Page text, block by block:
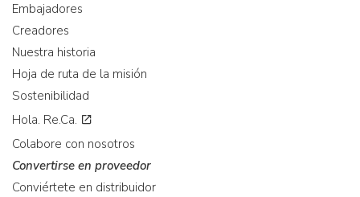
Embajadores
Creadores
Nuestra historia
Hoja de ruta de la misión
Sostenibilidad
Hola. Re.Ca.
Colabore con nosotros
Convertirse en proveedor
Conviértete en distribuidor